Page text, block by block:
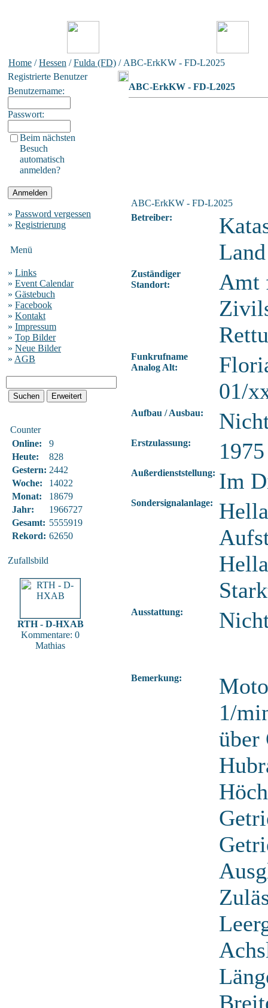
Home /Hessen /Fulda (FD) / ABC-ErkKW - FD-L2025
Registrierte Benutzer
Benutzername:
Passwort:
Beim nächsten
Besuch
automatisch
anmelden?
» Password vergessen
» Registrierung
Menü
» Links
» Event Calendar
» Gästebuch
» Facebook
» Kontakt
» Impressum
» Top Bilder
» Neue Bilder
» AGB
Counter
Online:
9
Heute:
828
Gestern: 2442
Woche:
14022
Monat:
18679
Jahr:
1966727
Gesamt: 5555919
Rekord: 62650
Zufallsbild
RTH - D-HXAB
Kommentare: 0
Mathias
ABC-ErkKW - FD-L2025
ABC-ErkKW - FD-L2025
Betreiber:
Zuständiger
Standort:
Amt
Funkrufname
Analog Alt:
01/
Aufbau / Ausbau:
Erstzulassung: 1975
Außerdienststellung: Im
Sondersignalanlage:
Hella
Ausstattung:
Bemerkung:
1/
über